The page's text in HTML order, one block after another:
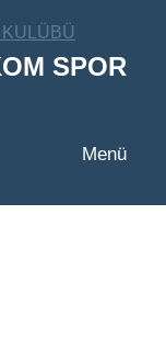
SPOR
Menü